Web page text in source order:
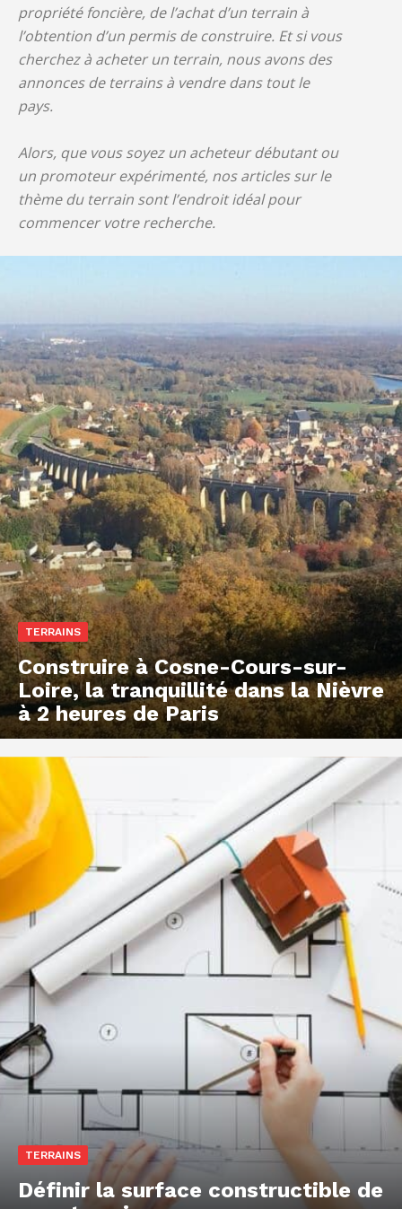
propriété foncière, de l’achat d’un terrain à
l’obtention d’un permis de construire. Et si vous
cherchez à acheter un terrain, nous avons des
annonces de terrains à vendre dans tout le
pays.
Alors, que vous soyez un acheteur débutant ou
un promoteur expérimenté, nos articles sur le
thème du terrain sont l’endroit idéal pour
commencer votre recherche.
TERRAINS
Construire à Cosne-Cours-sur-
Loire, la tranquillité dans la Nièvre
à 2 heures de Paris
TERRAINS
Définir la surface constructible de